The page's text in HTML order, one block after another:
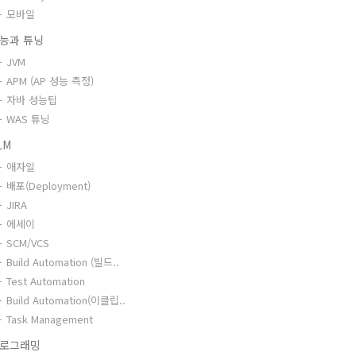
모바일
과 튜닝
JVM
APM (AP 성능 측정)
자바 성능팁
WAS 튜닝
애자일
배포(Deployment)
JIRA
에세이
SCM/VCS
Build Automation (빌드..
Test Automation
Build Automation(이클립..
Task Management
그래밍